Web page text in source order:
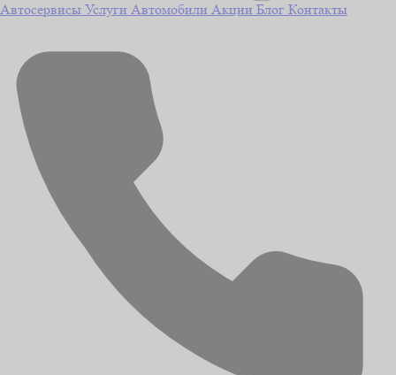
Автосервисы Услуги Автомобили Акции Блог Контакты